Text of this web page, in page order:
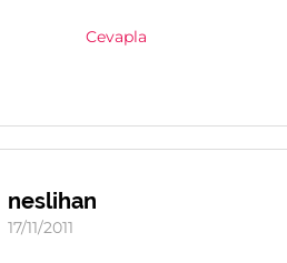
Cevapla
neslihan
17/11/2011